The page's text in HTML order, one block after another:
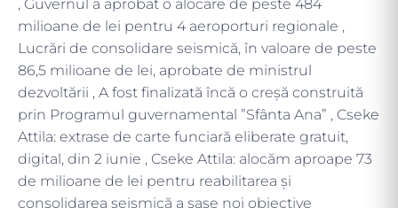
, Guvernul a aprobat o alocare de peste 484
milioane de lei pentru 4 aeroporturi regionale ,
Lucrări de consolidare seismică, în valoare de peste
86,5 milioane de lei, aprobate de ministrul
dezvoltării , A fost finalizată încă o creșă construită
prin Programul guvernamental ”Sfânta Ana” , Cseke
Attila: extrase de carte funciară eliberate gratuit,
digital, din 2 iunie , Cseke Attila: alocăm aproape 73
de milioane de lei pentru reabilitarea și
consolidarea seismică a șase noi obiective